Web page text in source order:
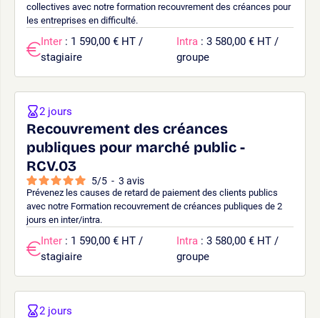
collectives avec notre formation recouvrement des créances pour
les entreprises en difficulté.
Inter : 1 590,00 € HT /
stagiaire
Intra : 3 580,00 € HT /
groupe
Recouvrement des créances
publiques pour marché public -
RCV.03
5/5 - 3 avis
Prévenez les causes de retard de paiement des clients publics
avec notre Formation recouvrement de créances publiques de 2
jours en inter/intra.
2 jours
Inter : 1 590,00 € HT /
stagiaire
Intra : 3 580,00 € HT /
groupe
2 jours